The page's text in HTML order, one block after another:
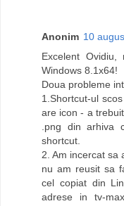
Anonim 10
Excelent
Windows 8.1x64!
Doua probleme
1.Shortcut-ul
are icon - a
.png din arhiva
shortcut.
2. Am incercat sa
nu am reusit sa
cel copiat din
adrese in tv-